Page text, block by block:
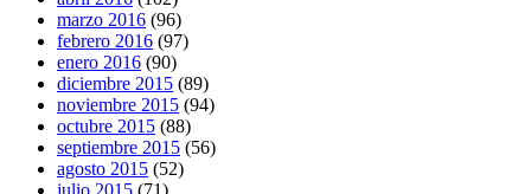
marzo 2016 (96)
febrero 2016 (97)
enero 2016 (90)
diciembre 2015 (89)
noviembre 2015 (94)
octubre 2015 (88)
septiembre 2015 (56)
agosto 2015 (52)
julio 2015 (71)